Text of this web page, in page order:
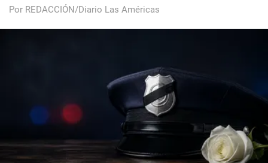
Por REDACCIÓN/Diario Las Américas